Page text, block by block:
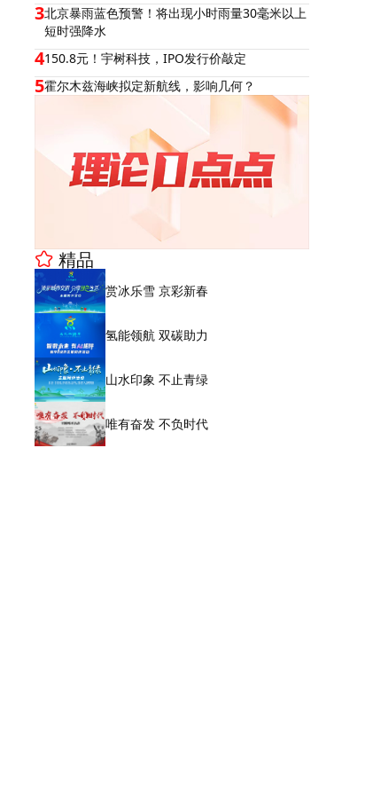
3北京暴雨蓝色预警！将出现小时雨量30毫米以上
短时强降水
4150.8元！宇树科技，IPO发行价敲定
5霍尔木兹海峡拟定新航线，影响几何？
精品
赏冰乐雪 京彩新春
氢能领航 双碳助力
山水印象 不止青绿
唯有奋发 不负时代